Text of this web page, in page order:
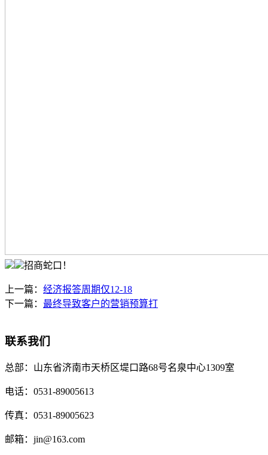
招商蛇口！
上一篇： 经济报答周期仅12-18
下一篇： 最终导致客户的营销预算打
联系我们
总部： 山东省济南市天桥区堤口路68号名泉中心1309室
电话： 0531-89005613
传真： 0531-89005623
邮箱： jin@163.com